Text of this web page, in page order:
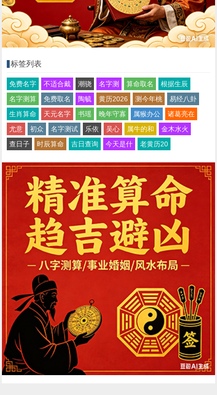
标签列表
免费名字 不适合戴 潮骁 名字测 算命取名
根据生辰
名字测算
免费取名 陶毓 黄历2026 测今年桃
易经八卦
生肖算命
天元名字 书瑶 晚年守寡 属猴办公
诸葛亮在
尤意
初众 名字测试 乐依 吴心 属牛的和
金木水火
查日子
时辰算命 吉日查询 今天是什 老黄历20